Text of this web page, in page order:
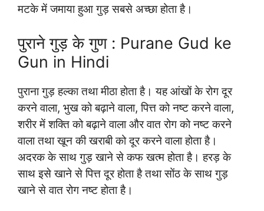
मटके में जमाया हुआ गुड़ सबसे अच्छा होता है।
पुराने गुड़ के गुण : Purane Gud ke
Gun in Hindi
पुराना गुड़ हल्का तथा मीठा होता है। यह आंखों के रोग दूर
करने वाला, भुख को बढ़ाने वाला, पित्त को नष्ट करने वाला,
शरीर में शक्ति को बढ़ाने वाला और वात रोग को नष्ट करने
वाला तथा खून की खराबी को दूर करने वाला होता है।
अदरक के साथ गुड़ खाने से कफ खत्म होता है। हरड़ के
साथ इसे खाने से पित्त दूर होता है तथा सोंठ के साथ गुड़
खाने से वात रोग नष्ट होता है।